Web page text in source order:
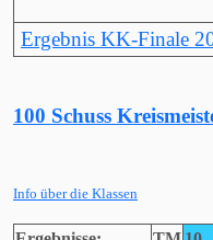
Ergebnis KK-Finale
100 Schuss
Info über die Klassen